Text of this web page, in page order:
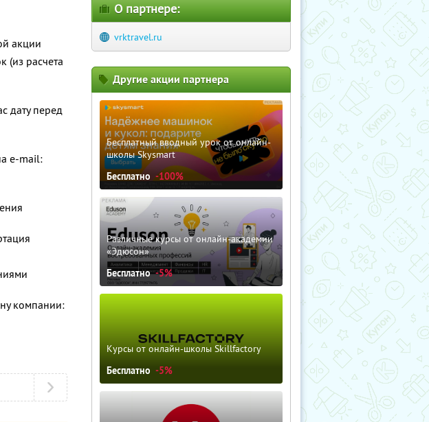
акции
(из расчета
дату перед
e-mail:
компании:
О партнере:
vrktravel.ru
Другие акции партнера
Бесплатный вводный урок от онлайн-
школы Skysmart
Бесплатно -100%
Различные курсы от онлайн-академии
«Эдюсон»
Бесплатно -5%
Курсы от онлайн-школы Skillfactory
Бесплатно -5%